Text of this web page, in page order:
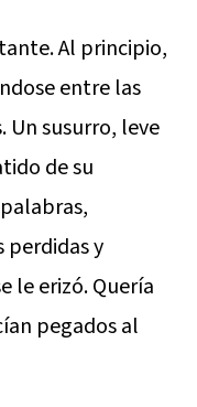
Al principio,
entre las
susurro, leve
de su
perdidas y
le erizó. Quería
pegados al